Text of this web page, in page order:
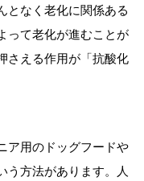
となく老化に関係ある
って老化が進むことが
さえる作用が「抗酸化
ア用のドッグフードや
う方法があります。人